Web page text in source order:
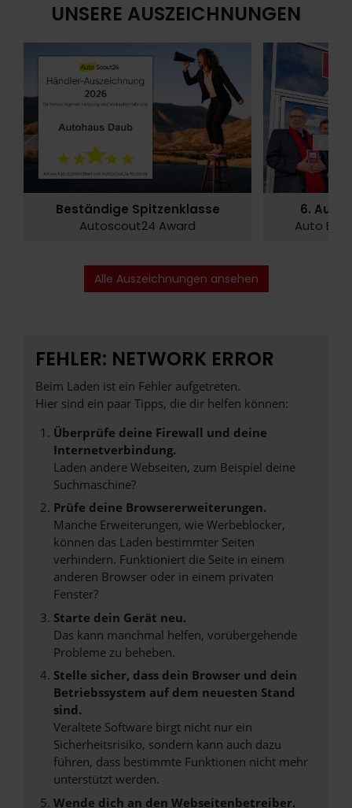
UNSERE AUSZEICHNUNGEN
News Auszeichnungen
Beständige Spitzenklasse
Autoscout24 Award
News6.
Auto Bild
Alle Auszeichnungen ansehen
FEHLER: NETWORK ERROR
Beim Laden ist ein Fehler aufgetreten.
Hier sind ein paar Tipps, die dir helfen können:
Überprüfe deine Firewall und deine
Internetverbindung.
Laden andere Webseiten, zum Beispiel deine
Suchmaschine?
Prüfe deine Browsererweiterungen.
Manche Erweiterungen, wie Werbeblocker,
können das Laden bestimmter Seiten
verhindern. Funktioniert die Seite in einem
anderen Browser oder in einem privaten
Fenster?
Starte dein Gerät neu.
Das kann manchmal helfen, vorübergehende
Probleme zu beheben.
Stelle sicher, dass dein Browser und dein
Betriebssystem auf dem neuesten Stand
sind.
Veraltete Software birgt nicht nur ein
Sicherheitsrisiko, sondern kann auch dazu
führen, dass bestimmte Funktionen nicht mehr
unterstützt werden.
Wende dich an den Webseitenbetreiber.